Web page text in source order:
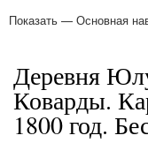
Основная
Показать — Основная
Деревня
Коварды.
1800 год.